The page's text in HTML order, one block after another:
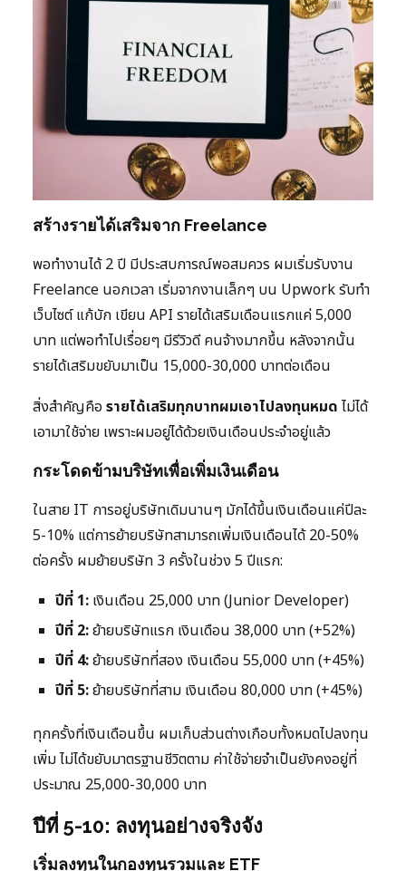
สร้างรายได้เสริมจาก Freelance
พอทำงานได้ 2 ปี มีประสบการณ์พอสมควร ผมเริ่มรับงาน
Freelance นอกเวลา เริ่มจากงานเล็กๆ บน Upwork รับทำ
เว็บไซต์ แก้บัก เขียน API รายได้เสริมเดือนแรกแค่ 5,000
บาท แต่พอทำไปเรื่อยๆ มีรีวิวดี คนจ้างมากขึ้น หลังจากนั้น
รายได้เสริมขยับมาเป็น 15,000-30,000 บาทต่อเดือน
สิ่งสำคัญคือ รายได้เสริมทุกบาทผมเอาไปลงทุนหมด ไม่ได้
เอามาใช้จ่าย เพราะผมอยู่ได้ด้วยเงินเดือนประจำอยู่แล้ว
กระโดดข้ามบริษัทเพื่อเพิ่มเงินเดือน
ในสาย IT การอยู่บริษัทเดิมนานๆ มักได้ขึ้นเงินเดือนแค่ปีละ
5-10% แต่การย้ายบริษัทสามารถเพิ่มเงินเดือนได้ 20-50%
ต่อครั้ง ผมย้ายบริษัท 3 ครั้งในช่วง 5 ปีแรก:
ปีที่ 1: เงินเดือน 25,000 บาท (Junior Developer)
ปีที่ 2:ย้ายบริษัทแรก เงินเดือน 38,000 บาท (+52%)
ปีที่ 4:ย้ายบริษัทที่สอง เงินเดือน 55,000 บาท (+45%)
ปีที่ 5:ย้ายบริษัทที่สาม เงินเดือน 80,000 บาท (+45%)
ทุกครั้งที่เงินเดือนขึ้น ผมเก็บส่วนต่างเกือบทั้งหมดไปลงทุน
เพิ่ม ไม่ได้ขยับมาตรฐานชีวิตตาม ค่าใช้จ่ายจำเป็นยังคงอยู่ที่
ประมาณ 25,000-30,000 บาท
ปีที่ 5-10: ลงทุนอย่างจริงจัง
เริ่มลงทุนในกองทุนรวมและ ETF